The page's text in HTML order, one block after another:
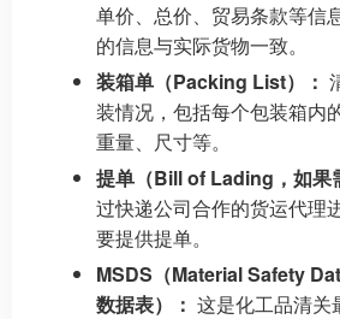
单价、总价、贸易条款等信
的信息与实际货物一致。
装箱单（Packing List）：
装情况，包括每个包装箱内
重量、尺寸等。
提单（Bill of Lading，如果
过快递公司合作的货运代理
要提供提单。
MSDS（Material Safety
数据表）： 这是化工品清关